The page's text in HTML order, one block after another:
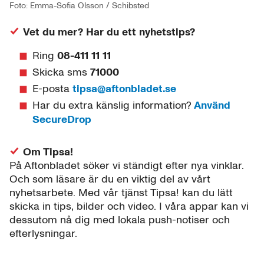
Foto: Emma-Sofia Olsson / Schibsted
Vet du mer? Har du ett nyhetstips?
Ring 08-411 11 11
Skicka sms 71000
E-posta tipsa@aftonbladet.se
Har du extra känslig information? Använd
SecureDrop
Om Tipsa!
På Aftonbladet söker vi ständigt efter nya vinklar.
Och som läsare är du en viktig del av vårt
nyhetsarbete. Med vår tjänst Tipsa! kan du lätt
skicka in tips, bilder och video. I våra appar kan vi
dessutom nå dig med lokala push-notiser och
efterlysningar.